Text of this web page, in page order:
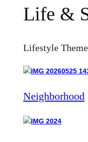
Life &
Lifestyle
Neighborhood